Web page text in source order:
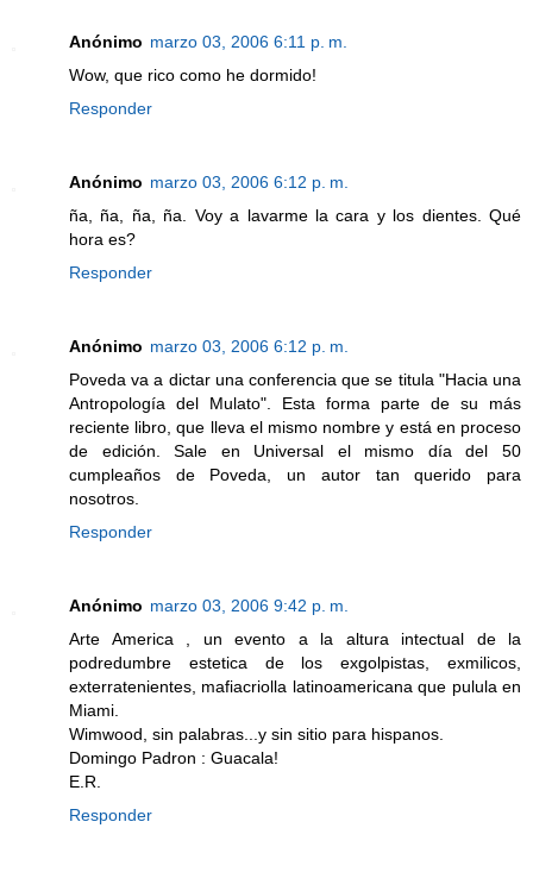
Anónimo marzo 03, 2006 6:11 p. m.
Wow, que rico como he dormido!
Responder
Anónimo marzo 03, 2006 6:12 p. m.
ña, ña, ña, ña. Voy a lavarme la cara y los dientes. Qué
hora es?
Responder
Anónimo marzo 03, 2006 6:12 p. m.
Poveda va a dictar una conferencia que se titula "Hacia una
Antropología del Mulato". Esta forma parte de su más
reciente libro, que lleva el mismo nombre y está en proceso
de edición. Sale en Universal el mismo día del 50
cumpleaños de Poveda, un autor tan querido para
nosotros.
Responder
Anónimo marzo 03, 2006 9:42 p. m.
Arte America , un evento a la altura intectual de la
podredumbre estetica de los exgolpistas, exmilicos,
exterratenientes, mafiacriolla latinoamericana que pulula en
Miami.
Wimwood, sin palabras...y sin sitio para hispanos.
Domingo Padron : Guacala!
E.R.
Responder